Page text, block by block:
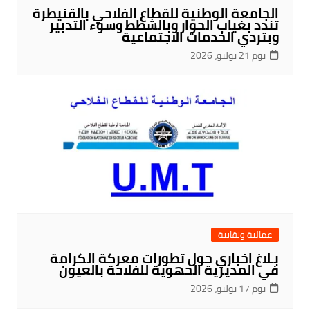
الجامعة الوطنية للقطاع الفلاحي بالقنيطرة
تندد بغياب الحوار وبالشطط وسوء التدبير
وبتردي الخدمات الاجتماعية
يوم 21 يوليو، 2026
عمالية ونقابية
بـلاغ اخباري حول تطورات معركة الكرامة
في المديرية الحهوية للفلاحة بالعيون
يوم 17 يوليو، 2026